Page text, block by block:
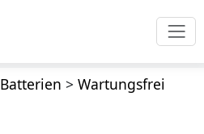
Batterien > Wartungsfrei